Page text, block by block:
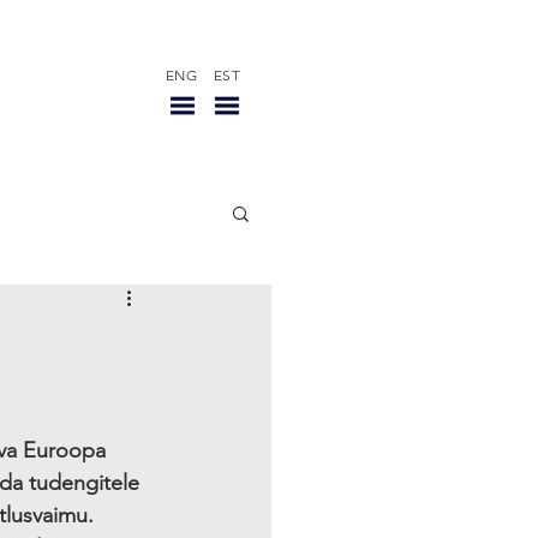
ENG EST
Euroopa
tudengitele